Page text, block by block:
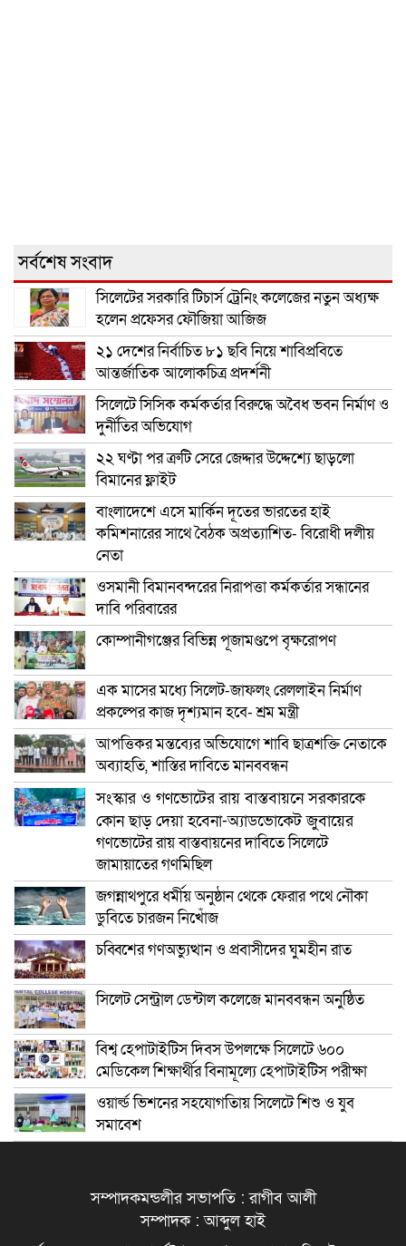
সর্বশেষ সংবাদ
সিলেটের সরকারি টিচার্স ট্রেনিং কলেজের নতুন অধ্যক্ষ
হলেন প্রফেসর ফৌজিয়া আজিজ
২১ দেশের নির্বাচিত ৮১ ছবি নিয়ে শাবিপ্রবিতে
আন্তর্জাতিক আলোকচিত্র প্রদর্শনী
সিলেটে সিসিক কর্মকর্তার বিরুদ্ধে অবৈধ ভবন নির্মাণ ও
দুর্নীতির অভিযোগ
২২ ঘণ্টা পর ত্রুটি সেরে জেদ্দার উদ্দেশ্যে ছাড়লো
বিমানের ফ্লাইট
বাংলাদেশে এসে মার্কিন দূতের ভারতের হাই
কমিশনারের সাথে বৈঠক অপ্রত্যাশিত- বিরোধী দলীয়
নেতা
ওসমানী বিমানবন্দরের নিরাপত্তা কর্মকর্তার সন্ধানের
দাবি পরিবারের
কোম্পানীগঞ্জের বিভিন্ন পূজামণ্ডপে বৃক্ষরোপণ
এক মাসের মধ্যে সিলেট-জাফলং রেললাইন নির্মাণ
প্রকল্পের কাজ দৃশ্যমান হবে- শ্রম মন্ত্রী
আপত্তিকর মন্তব্যের অভিযোগে শাবি ছাত্রশক্তি নেতাকে
অব্যাহতি, শাস্তির দাবিতে মানববন্ধন
সংস্কার ও গণভোটের রায় বাস্তবায়নে সরকারকে
কোন ছাড় দেয়া হবেনা-অ্যাডভোকেট জুবায়ের
গণভোটের রায় বাস্তবায়নের দাবিতে সিলেটে
জামায়াতের গণমিছিল
জগন্নাথপুরে ধর্মীয় অনুষ্ঠান থেকে ফেরার পথে নৌকা
ডুবিতে চারজন নিখোঁজ
চব্বিশের গণঅভ্যুত্থান ও প্রবাসীদের ঘুমহীন রাত
সিলেট সেন্ট্রাল ডেন্টাল কলেজে মানববন্ধন অনুষ্ঠিত
বিশ্ব হেপাটাইটিস দিবস উপলক্ষে সিলেটে ৬০০
মেডিকেল শিক্ষার্থীর বিনামূল্যে হেপাটাইটিস পরীক্ষা
ওয়ার্ল্ড ভিশনের সহযোগতিায় সিলেটে শিশু ও যুব
সমাবেশ
সম্পাদকমন্ডলীর সভাপতি : রাগীব আলী
সম্পাদক : আব্দুল হাই